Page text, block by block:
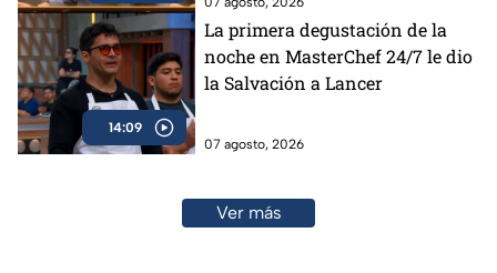
14:09
La primera degustación de la
noche en MasterChef 24/7 le dio
la Salvación a Lancer
07 agosto, 2026
Ver más